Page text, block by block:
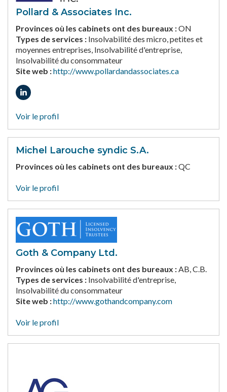
Pollard & Associates Inc.
Provinces où les cabinets ont des bureaux :ON
Types de services : Insolvabilité des micro, petites et
moyennes entreprises, Insolvabilité d'entreprise,
Insolvabilité du consommateur
Site web :http://www.pollardandassociates.ca
Voir le profil
Michel Larouche syndic S.A.
Provinces où les cabinets ont des bureaux :QC
Voir le profil
Goth & Company Ltd.
Provinces où les cabinets ont des bureaux :AB, C.B.
Types de services : Insolvabilité d'entreprise,
Insolvabilité du consommateur
Site web :http://www.gothandcompany.com
Voir le profil